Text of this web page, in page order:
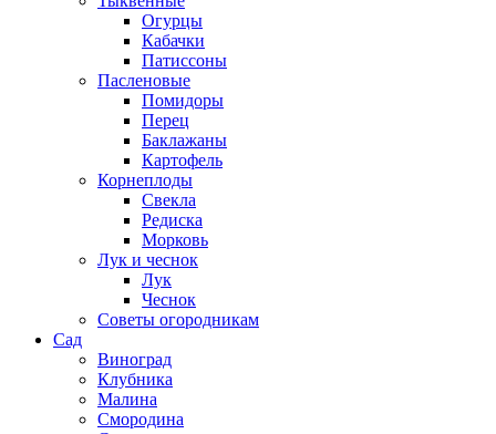
Огурцы
Кабачки
Патиссоны
Пасленовые
Помидоры
Перец
Баклажаны
Картофель
Корнеплоды
Свекла
Редиска
Морковь
Лук и чеснок
Лук
Чеснок
Советы огородникам
Сад
Виноград
Клубника
Малина
Смородина